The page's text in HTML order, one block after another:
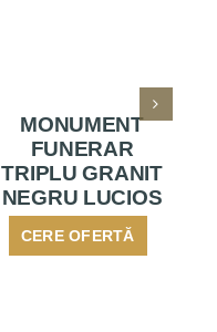
MONUMENT
FUNERAR
TRIPLU GRANIT
NEGRU LUCIOS
CERE OFERTĂ